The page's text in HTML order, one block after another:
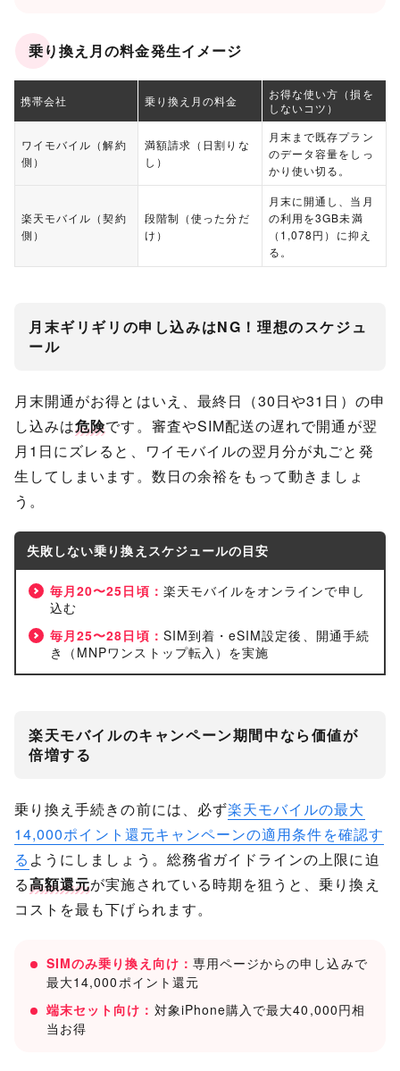
乗り換え月の料金発生イメージ
携帯会社 乗り換え月の料金
お得な使い方（損を
しないコツ）
ワイモバイル（解約
側）
満額請求（日割りな
し）
月末まで既存プラン
のデータ容量をしっ
かり使い切る。
楽天モバイル（契約
側）
段階制（使った分だ
け）
月末に開通し、当月
の利用を3GB未満
（1,078円）に抑え
る。
月末ギリギリの申し込みはNG！理想のスケジュ
ール
月末開通がお得とはいえ、最終日（30日や31日）の申
し込みは危険です。審査やSIM配送の遅れで開通が翌
月1日にズレると、ワイモバイルの翌月分が丸ごと発
生してしまいます。数日の余裕をもって動きましょ
う。
失敗しない乗り換えスケジュールの目安
毎月20〜25日頃： 楽天モバイルをオンラインで申し
込む
毎月25〜28日頃： SIM到着・eSIM設定後、開通手続
き（MNPワンストップ転入）を実施
楽天モバイルのキャンペーン期間中なら価値が
倍増する
乗り換え手続きの前には、必ず楽天モバイルの最大
14,000ポイント還元キャンペーンの適用条件を確認す
る ようにしましょう。総務省ガイドラインの上限に迫
る高額還元が実施されている時期を狙うと、乗り換え
コストを最も下げられます。
SIMのみ乗り換え向け： 専用ページからの申し込みで
最大14,000ポイント還元
端末セット向け： 対象iPhone購入で最大40,000円相
当お得